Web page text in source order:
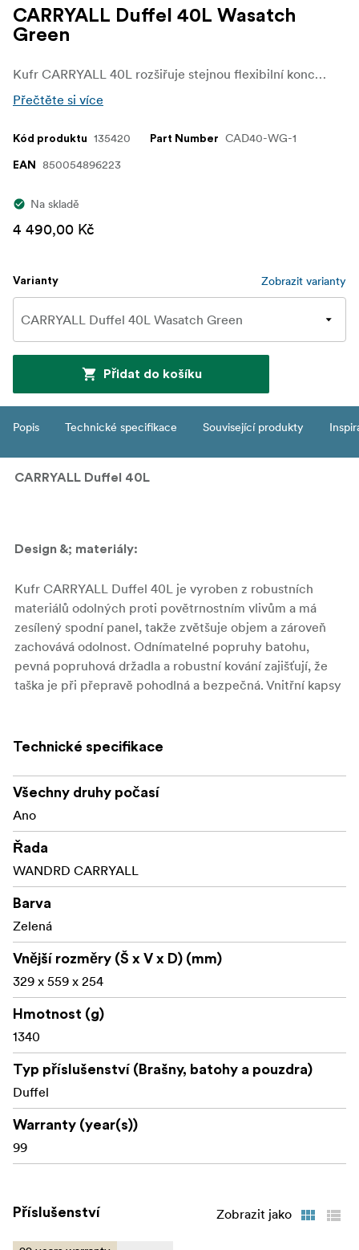
CARRYALL Duffel 40L Wasatch
Green
Kufr CARRYALL 40L rozšiřuje stejnou flexibilní koncepci pro tvůrce přepravující větší soupravy nebo větší množství oblečení, přičemž zachovává konvertibilní nosný systém a čistý, decentní design.
Přečtěte si více
Kód produktu 135420 Part Number CAD40-WG-1
EAN 850054896223
Na skladě
4 490,00 Kč
Varianty Zobrazit varianty
Přidat do košíku
Popis Technické specifikace Související produkty
CARRYALL Duffel 40L
Design &; materiály:
Kufr CARRYALL Duffel 40L je vyroben z robustních
materiálů odolných proti povětrnostním vlivům a má
zesílený spodní panel, takže zvětšuje objem a zároveň
zachovává odolnost. Odnímatelné popruhy batohu,
pevná popruhová držadla a robustní kování zajišťují, že
taška je při přepravě pohodlná a bezpečná. Vnitřní kapsy
ramenními popruhy.
vybavení nebo vícedenní balení.
Vnitřní pouzdra a kapsy pro oddělení oblečení,
příslušenství a vybavení.
Vyztužená základna pro větší ochranu při odložení
batohu.
Vnější kapsy pro rychle přístupné nezbytnosti.
Ideální pro fotografy na místě a cestovatele, kteří
potřebují větší kapacitu než standardní brašna, aniž by
museli přecházet na plnohodnotný batoh.
Brašna CARRYALL Duffel 40L je kompatibilní s
Technické specifikace
Všechny druhy počasí
Ano
Řada
WANDRD CARRYALL
Barva
Zelená
Vnější rozměry (Š x V x D) (mm)
329 x 559 x 254
Hmotnost (g)
1340
Typ příslušenství (Brašny, batohy a pouzdra)
Duffel
Warranty (year(s))
99
Příslušenství Zobrazit jako